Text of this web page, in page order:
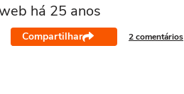
há 25 anos
Compartilhar 2 comentários